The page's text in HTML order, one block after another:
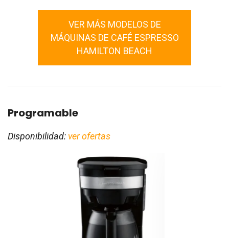
VER MÁS MODELOS DE
MÁQUINAS DE CAFÉ ESPRESSO
HAMILTON BEACH
Programable
Disponibilidad: ver ofertas